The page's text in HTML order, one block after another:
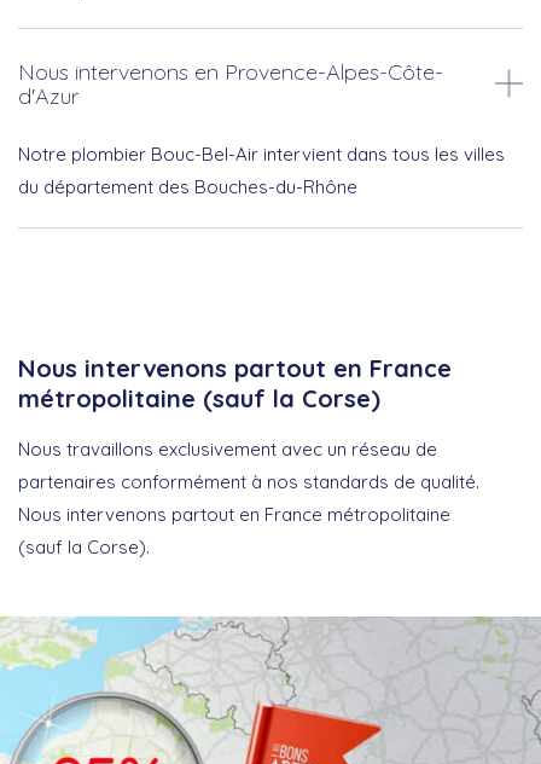
Nous intervenons en Provence-Alpes-Côte-
d'Azur
Notre plombier Bouc-Bel-Air intervient dans tous les villes
du département des Bouches-du-Rhône
Nous intervenons partout en France
métropolitaine (sauf la Corse)
Nous travaillons exclusivement avec un réseau de
partenaires conformément à nos standards de qualité.
Nous intervenons partout en France métropolitaine
(sauf la Corse).